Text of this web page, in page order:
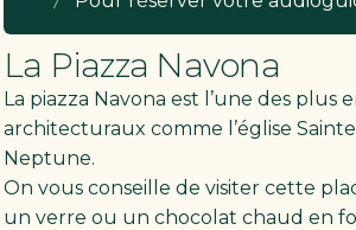
La Piazza Navona
La piazza Navona est l’une des
architecturaux comme l’église
Neptune.
On vous conseille de visiter cette
un verre ou un chocolat chaud en